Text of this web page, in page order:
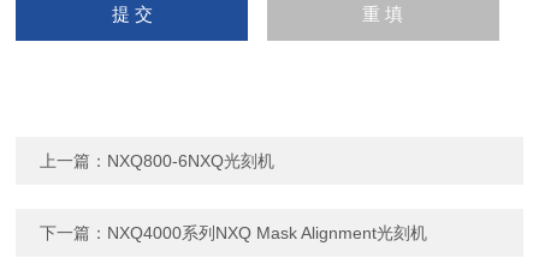
上一篇： NXQ800-6NXQ光刻机
下一篇： NXQ4000系列NXQ Mask Alignment光刻机